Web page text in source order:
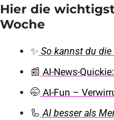
Hier die
Woche
✨ So kannst du
📰 AI-News-
🤭 AI-Fun –
🦾 AI besser als